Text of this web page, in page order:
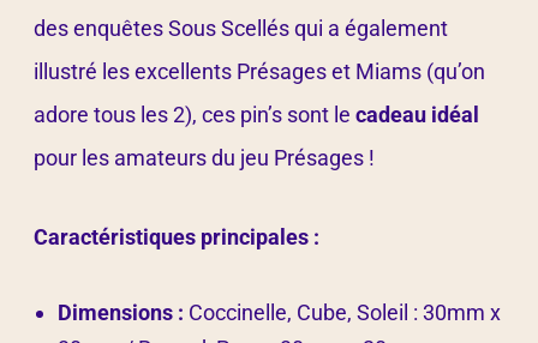
des enquêtes Sous Scellés qui a également
illustré les excellents Présages et Miams (qu’on
adore tous les 2), ces pin’s sont le cadeau idéal
pour les amateurs du jeu Présages !
Caractéristiques principales :
Dimensions : Coccinelle, Cube, Soleil : 30mm x